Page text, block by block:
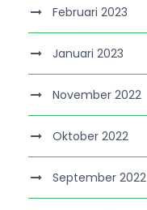
Februari 2023
Januari 2023
November 2022
Oktober 2022
September 2022